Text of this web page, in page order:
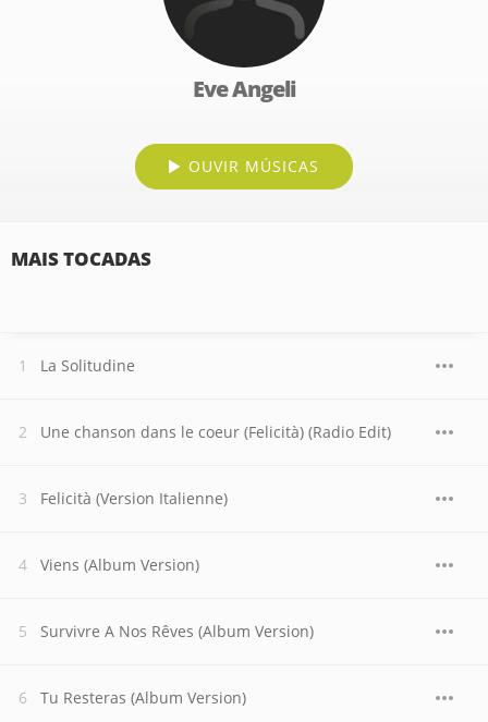
Eve Angeli
OUVIR MÚSICAS
MAIS TOCADAS
La Solitudine
Une chanson dans le coeur (Felicità) (Radio Edit)
Felicità (Version Italienne)
Viens (Album Version)
Survivre A Nos Rêves (Album Version)
Tu Resteras (Album Version)